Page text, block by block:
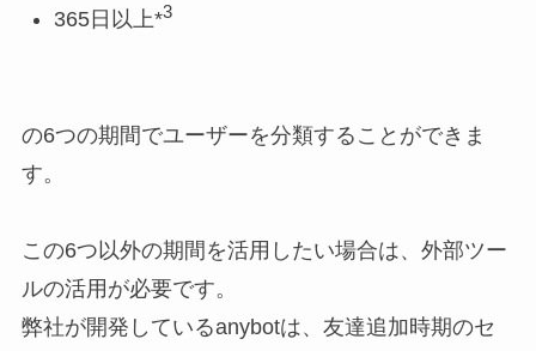
365日以上*3
の6つの期間でユーザーを分類することができま
す。
この6つ以外の期間を活用したい場合は、外部ツー
ルの活用が必要です。
弊社が開発しているanybotは、友達追加時期のセ